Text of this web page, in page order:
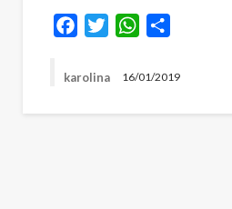
FacebookTwitterWhatsApp
karolina 16/01/2019